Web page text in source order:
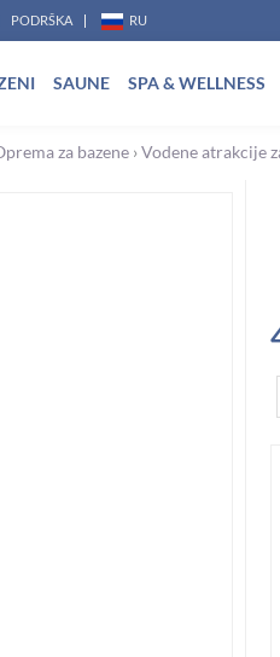
PODRŠKA RU
SAUNE SPA & WELLNESS
za bazene ›Vodene atrakcije